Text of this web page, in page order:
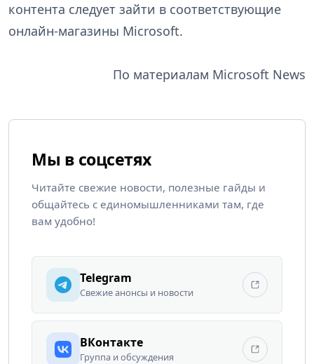
контента следует зайти в соответствующие
онлайн-магазины Microsoft.
По материалам Microsoft News
Мы в соцсетях
Читайте свежие новости, полезные гайды и
общайтесь с единомышленниками там, где
вам удобно!
Telegram
Свежие анонсы и новости
ВКонтакте
Группа и обсуждения